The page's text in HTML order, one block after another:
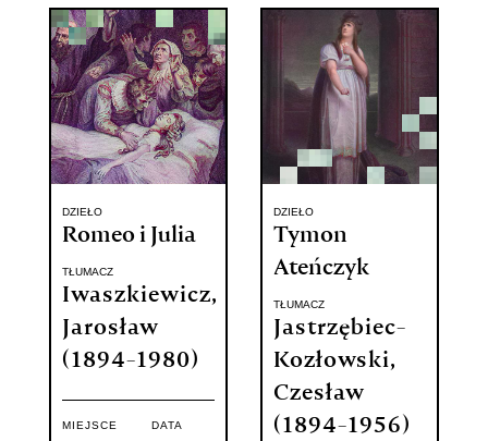
DZIEŁO
Romeo i Julia
TŁUMACZ
Iwaszkiewicz,
Jarosław
(1894-1980)
MIEJSCE DATA
DZIEŁO
Tymon
Ateńczyk
TŁUMACZ
Jastrzębiec-
Kozłowski,
Czesław
(1894-1956)